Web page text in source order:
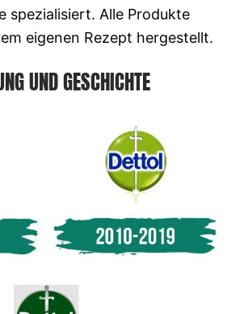
spezialisiert. Alle Produkte
eigenen Rezept hergestellt.
UND GESCHICHTE